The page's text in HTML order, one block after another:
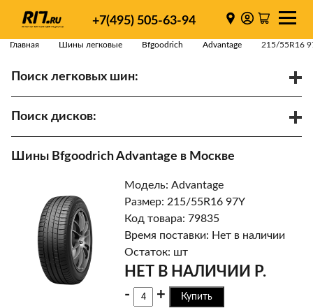
+7(495) 505-63-94
Главная Шины легковые Bfgoodrich Advantage 215/55R16
Поиск легковых шин:
Поиск дисков:
Ступица
Шины Bfgoodrich Advantage в Москве
Модель: Advantage
Размер: 215/55R16 97Y
Код товара: 79835
Время поставки: Нет в наличии
Остаток: шт
НЕТ В НАЛИЧИИ Р.
-
+ Купить